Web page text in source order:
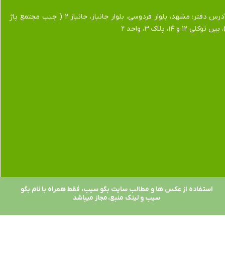
استفاده از عکس ها و مطالب سایت بگو سیب، فقط همراه با نام بگو
سیب و لینک منبع، مجاز میباشد
​​​​​​​آدرس دفتر: مشهد، بلوار فردوسی، بلوار جانباز، جانباز ۲ ( جنب مجتمع پاژ
توکلی ۱۲ و ۱۴، پلاک ۳، واحد ۲